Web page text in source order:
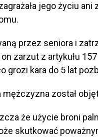
jego życiu
przez seniora i
zarzut z artykułu
grozi kara do 5 lat
został
że użycie broni
skutkować